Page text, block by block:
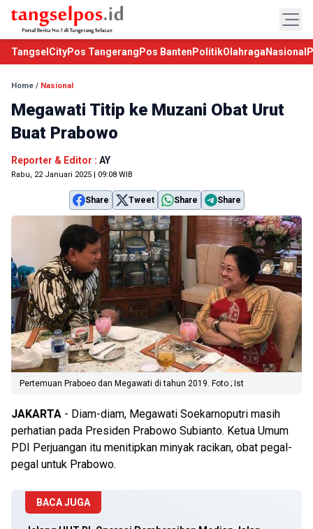
TangselCityPos Tangerang Pos Banten PolitikOlahraga Nasional
Home / Nasional
Megawati Titip ke Muzani Obat Urut
Buat Prabowo
Reporter & Editor : AY
Rabu, 22 Januari 2025 | 09:08 WIB
Share Tweet Share Share
Pertemuan Praboeo dan Megawati di tahun 2019. Foto ; Ist
JAKARTA - Diam-diam, Megawati Soekarnoputri masih
perhatian pada Presiden Prabowo Subianto. Ketua Umum
PDI Perjuangan itu menitipkan minyak racikan, obat pegal-
pegal untuk Prabowo.
BACA JUGA